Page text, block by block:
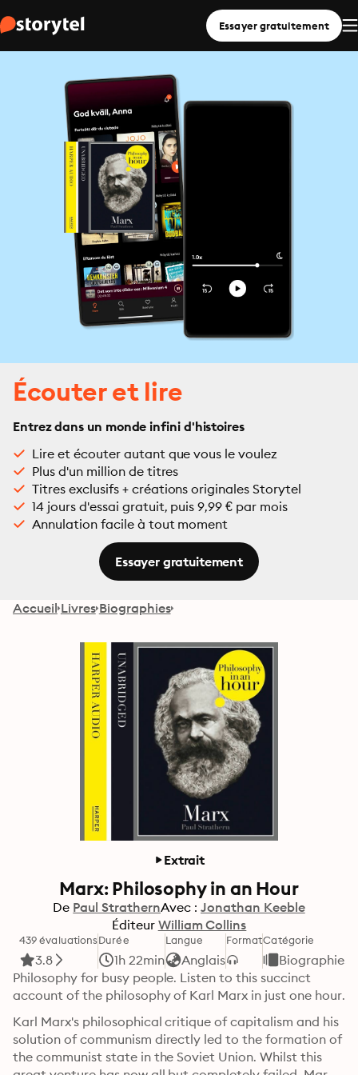
Essayer gratuitement
Écouter et lire
Entrez dans un monde infini d'histoires
Lire et écouter autant que vous le voulez
Plus d'un million de titres
Titres exclusifs + créations originales Storytel
14 jours d'essai gratuit, puis 9,99 € par mois
Annulation facile à tout moment
Essayer gratuitement
Accueil Livres Biographies
Extrait
Marx: Philosophy in an Hour
De Paul StrathernAvec : Jonathan Keeble
Éditeur William Collins
439 évaluations
3.8
Durée
1h 22min
Langue
Anglais
FormatCatégorie
Biographies
Philosophy for busy people. Listen to this succinct
account of the philosophy of Karl Marx in just one hour.
Karl Marx's philosophical critique of capitalism and his
solution of communism directly led to the formation of
the communist state in the Soviet Union. Whilst this